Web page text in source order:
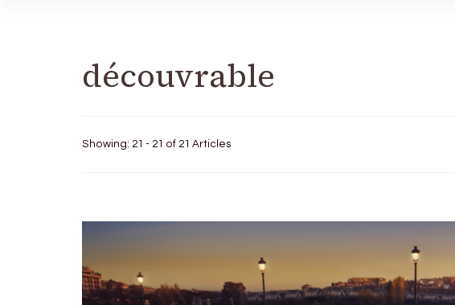
découvrable
Showing: 21 - 21 of 21 Articles